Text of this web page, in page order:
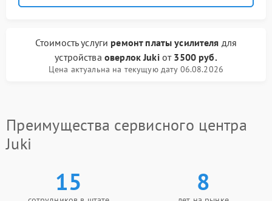
Стоимость услуги ремонт платы усилителя для
устройства оверлок Jukiот 3500 руб.
Цена актуальна на текущую дату 06.08.2026
Преимущества сервисного центра
Juki
15 8